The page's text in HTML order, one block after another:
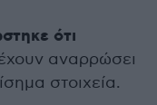
ότι
αναρρώσει
στοιχεία.